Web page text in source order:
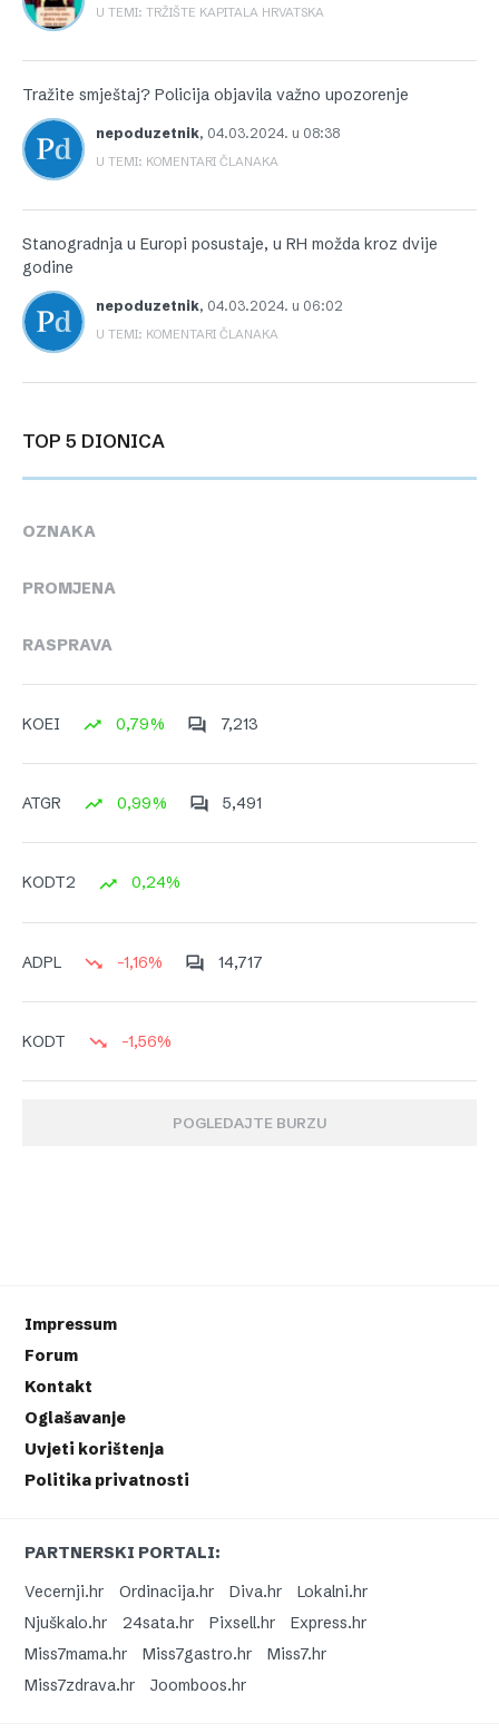
U TEMI: TRŽIŠTE KAPITALA HRVATSKA
Tražite smještaj? Policija objavila važno upozorenje
nepoduzetnik, 04.03.2024. u 08:38
U TEMI: KOMENTARI ČLANAKA
Stanogradnja u Europi posustaje, u RH možda kroz dvije
godine
nepoduzetnik, 04.03.2024. u 06:02
U TEMI: KOMENTARI ČLANAKA
TOP 5 DIONICA
OZNAKA
PROMJENA
RASPRAVA
KOEI 0,79% 7,213
ATGR 0,99% 5,491
KODT2 0,24%
ADPL -1,16% 14,717
KODT -1,56%
POGLEDAJTE BURZU
Impressum
Forum
Kontakt
Oglašavanje
Uvjeti korištenja
Politika privatnosti
PARTNERSKI PORTALI:
Vecernji.hr
Ordinacija.hr Diva.hr
Lokalni.hr
Njuškalo.hr
24sata.hr Pixsell.hr
Express.hr
Miss7mama.hr
Miss7gastro.hr
Miss7.hr
Miss7zdrava.hr
Joomboos.hr